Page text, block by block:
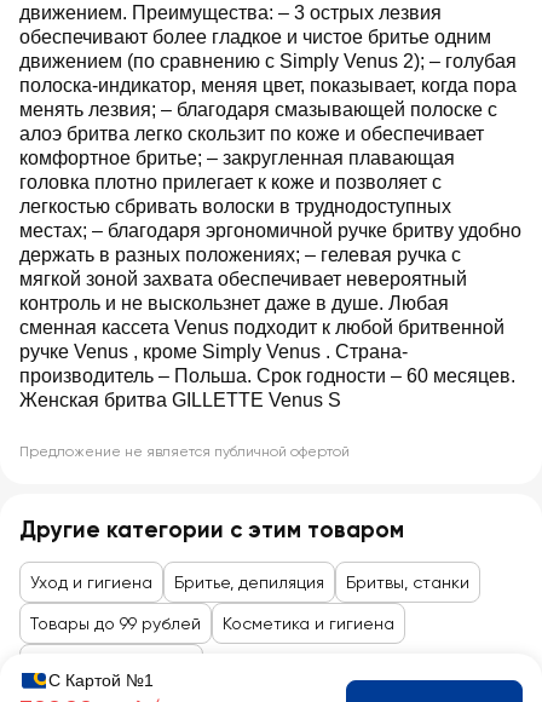
движением. Преимущества: – 3 острых лезвия
обеспечивают более гладкое и чистое бритье одним
движением (по сравнению с Simply Venus 2); – голубая
полоска-индикатор, меняя цвет, показывает, когда пора
менять лезвия; – благодаря смазывающей полоске с
алоэ бритва легко скользит по коже и обеспечивает
комфортное бритье; – закругленная плавающая
головка плотно прилегает к коже и позволяет с
легкостью сбривать волоски в труднодоступных
местах; – благодаря эргономичной ручке бритву удобно
держать в разных положениях; – гелевая ручка с
мягкой зоной захвата обеспечивает невероятный
контроль и не выскользнет даже в душе. Любая
сменная кассета Venus подходит к любой бритвенной
ручке Venus , кроме Simply Venus . Страна-
производитель – Польша. Срок годности – 60 месяцев.
Женская бритва GILLETTE Venus S
Предложение не является публичной офертой
Другие категории с этим товаром
Уход и гигиена Бритье, депиляция Бритвы, станки
Товары до 99 рублей Косметика и гигиена
С Картой №1